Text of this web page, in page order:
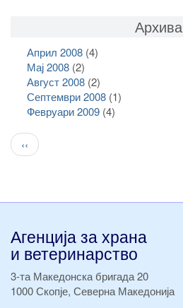
Архива
Април 2008(4)
Мај 2008(2)
Август 2008(2)
Септември 2008(1)
Февруари 2009(4)
Pagination
Previous
page
‹‹
Агенција за храна
и ветеринарство
3-та Македонска бригада 20
1000 Скопје, Северна Македонија